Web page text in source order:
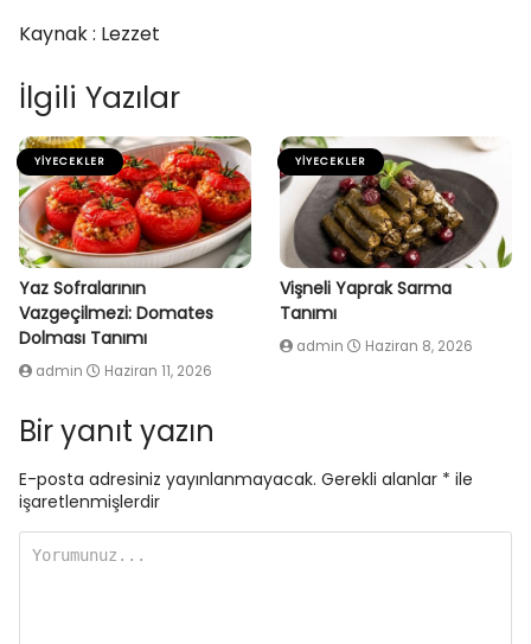
Kaynak : Lezzet
İlgili Yazılar
YIYECEKLER
Yaz Sofralarının
Vazgeçilmezi: Domates
Dolması Tanımı
admin Haziran 11, 2026
YIYECEKLER
Vişneli Yaprak Sarma
Tanımı
admin Haziran 8, 2026
Bir yanıt yazın
E-posta adresiniz yayınlanmayacak. Gerekli alanlar * ile
işaretlenmişlerdir